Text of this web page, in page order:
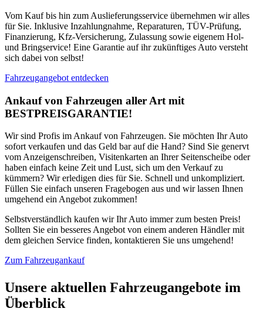
Vom Kauf bis hin zum Auslieferungsservice übernehmen wir alles
für Sie. Inklusive Inzahlungnahme, Reparaturen, TÜV-Prüfung,
Finanzierung, Kfz-Versicherung, Zulassung sowie eigenem Hol-
und Bringservice! Eine Garantie auf ihr zukünftiges Auto versteht
sich dabei von selbst!
Fahrzeugangebot entdecken
Ankauf von Fahrzeugen aller Art mit
BESTPREISGARANTIE!
Wir sind Profis im Ankauf von Fahrzeugen. Sie möchten Ihr Auto
sofort verkaufen und das Geld bar auf die Hand? Sind Sie genervt
vom Anzeigenschreiben, Visitenkarten an Ihrer Seitenscheibe oder
haben einfach keine Zeit und Lust, sich um den Verkauf zu
kümmern? Wir erledigen dies für Sie. Schnell und unkompliziert.
Füllen Sie einfach unseren Fragebogen aus und wir lassen Ihnen
umgehend ein Angebot zukommen!
Selbstverständlich kaufen wir Ihr Auto immer zum besten Preis!
Sollten Sie ein besseres Angebot von einem anderen Händler mit
dem gleichen Service finden, kontaktieren Sie uns umgehend!
Zum Fahrzeugankauf
Unsere aktuellen Fahrzeugangebote im
Überblick